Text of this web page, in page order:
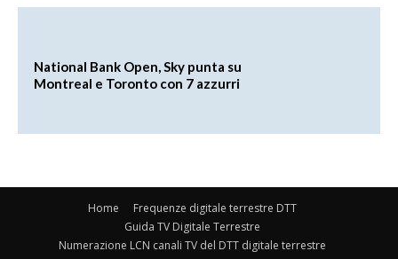
National Bank Open, Sky punta su
Montreal e Toronto con 7 azzurri
Home
Frequenze digitale terrestre DTT
Guida TV Digitale Terrestre
Numerazione LCN canali TV del DTT digitale terrestre